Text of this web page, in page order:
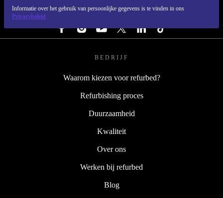
Informatie over het gebruik van persoonlijke gegevens is te vinden in ons
Privacybeleid
VOLG ONS
BEDRIJF
Waarom kiezen voor refurbed?
Refurbishing proces
Duurzaamheid
Kwaliteit
Over ons
Werken bij refurbed
Blog